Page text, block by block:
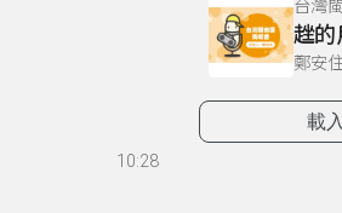
10:28
台灣
趖的
鄭安
載